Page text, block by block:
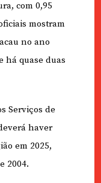
com 0,95
mostram
no ano
há quase duas
Serviços de
haver
em 2025,
2004.